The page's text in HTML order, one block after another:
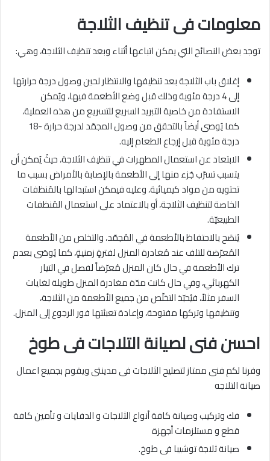
معلومات فى تنظيف الثلاجة
توجد بعض النصائح التي يمكن اتباعها أثناء وبعد تنظيف الثلاجة، وهي:
إغلاق باب الثلاجة بعد تنظيفها والانتظار لحين وصول درجة حرارتها
إلى 4 درجة مئوية وذلك قبل وضع الأطعمة فيها، ويُمكن
الاستفادة من خاصية التبريد السريع للتسريع من هذه العملية،
كما يُوصى أيضاً بالتحقق من وصول المجمّد لدرجة حرارة -18
درجة مئوية قبل إرجاع الطعام إليه.
الابتعاد عن استعمال المطهرات في تنظيف الثلاجة، حيثُ يُمكن أن
يتسبب تسرّب جُزء منها إلى الأطعمة بالإصابة بالأمراض بسبب ما
تحتويه من مواد كيميائية، وعليه فيمكن استبدالها بالمُنظفات
الخاصة لتنظيف الثلاجة، أو بالاعتماد على استعمال المُنظفات
الطبيعيّة.
يُنصَح بالاحتفاظ بالأطعمة في المُجمّد، والتخلص من الأطعمة
المُعرّضة للتلف عند مُغادرة المنزل لفترةٍ زمنيةٍ، كما يُوصَى بعدم
ترك الأطعمة في حال كان المنزل مُعرّضاً لفصل في التيار
الكهربائي، وفي حال كانت مدّة مغادرة المنزل طويلة لغايات
السفر مثلاً، فيُحبّذ التخلّص من جميع الأطعمة من الثلاجة،
وتنظيفها وتركها مفتوحة، وإعادة تعبئتها فور الرجوع إلى المنزل.
احسن فنى لصيانة التلاجات فى طوخ
وفرنا لكم فنى ممتاز لتصليح الثلاجات فى مدينتى ويقوم بجميع اعمال
صيانة التلاجه
فك وتركيب وصيانة كافة أنواع الثلاجات و الدفايات و تأمين كافة
قطع و مستلزمات أجهزة
صيانة ثلاجة توشيبا فى طوخ.